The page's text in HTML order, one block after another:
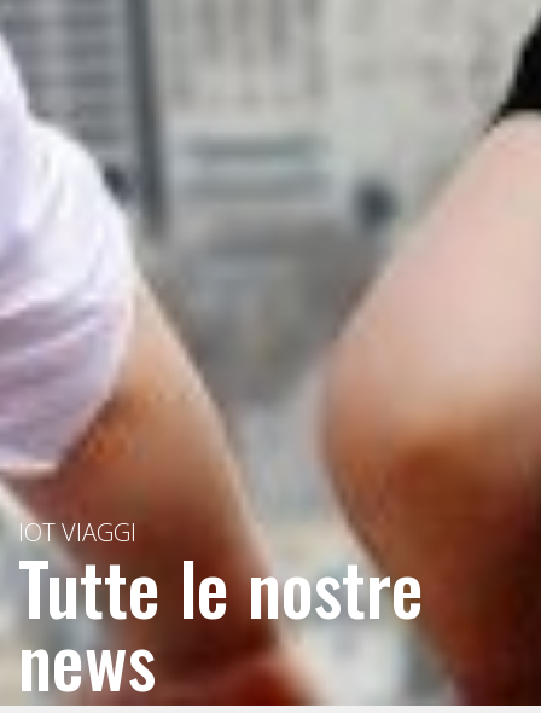
IOT VIAGGI
Tutte le nostre
news